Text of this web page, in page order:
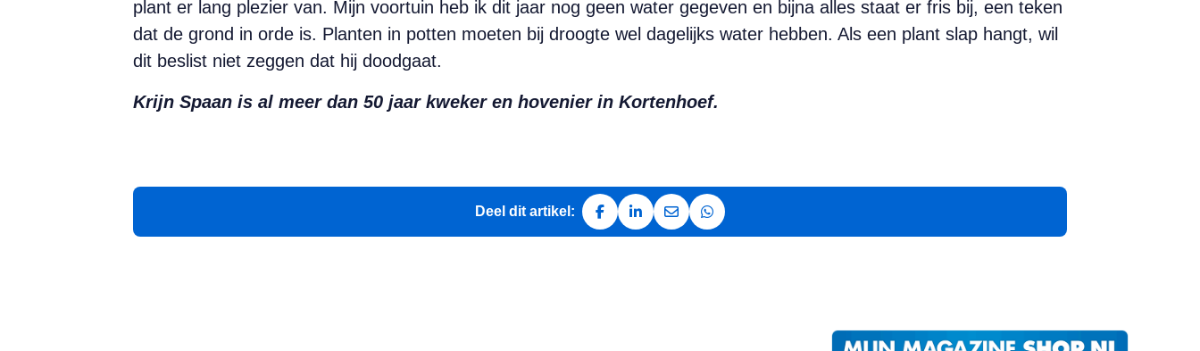
plant er lang plezier van. Mijn voortuin heb ik dit jaar nog geen water gegeven en bijna alles staat er fris bij, een teken
dat de grond in orde is. Planten in potten moeten bij droogte wel dagelijks water hebben. Als een plant slap hangt, wil
dit beslist niet zeggen dat hij doodgaat.
Krijn Spaan is al meer dan 50 jaar kweker en hovenier in Kortenhoef.
Deel dit artikel:
Deel op Facebook
Deel op LinkedIn
Deel via e-mail
Deel via WhatsApp